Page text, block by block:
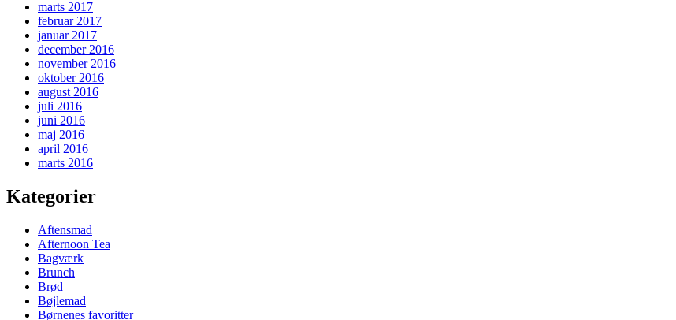
marts 2017
februar 2017
januar 2017
december 2016
november 2016
oktober 2016
august 2016
juli 2016
juni 2016
maj 2016
april 2016
marts 2016
Kategorier
Aftensmad
Afternoon Tea
Bagværk
Brunch
Brød
Bøjlemad
Børnenes favoritter